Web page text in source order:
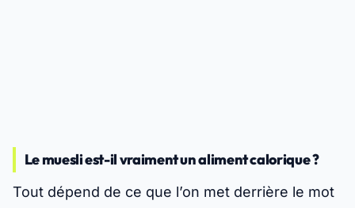
Le muesli est-il vraiment un aliment calorique ?
Tout dépend de ce que l’on met derrière le mot